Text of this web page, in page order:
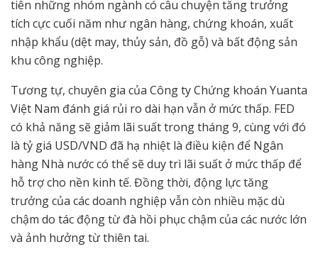
tiên những nhóm ngành có câu chuyện tăng trưởng
tích cực cuối năm như ngân hàng, chứng khoán, xuất
nhập khẩu (dệt may, thủy sản, đồ gỗ) và bất động sản
khu công nghiệp.
Tương tự, chuyên gia của Công ty Chứng khoán Yuanta
Việt Nam đánh giá rủi ro dài hạn vẫn ở mức thấp. FED
có khả năng sẽ giảm lãi suất trong tháng 9, cùng với đó
là tỷ giá USD/VND đã hạ nhiệt là điều kiện để Ngân
hàng Nhà nước có thể sẽ duy trì lãi suất ở mức thấp để
hỗ trợ cho nền kinh tế. Đồng thời, động lực tăng
trưởng của các doanh nghiệp vẫn còn nhiều mặc dù
chậm do tác động từ đà hồi phục chậm của các nước lớn
và ảnh hưởng từ thiên tai.